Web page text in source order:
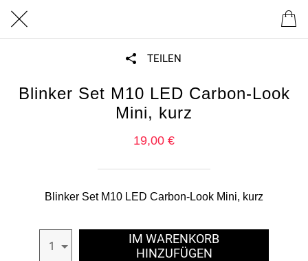
TEILEN
Blinker Set M10 LED Carbon-Look
Mini, kurz
19,00 €
Blinker Set M10 LED Carbon-Look Mini, kurz
1
IM WARENKORB
HINZUFÜGEN